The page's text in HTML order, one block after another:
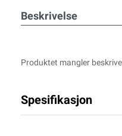
Beskrivelse
Produktet mangler
Spesifikasjon